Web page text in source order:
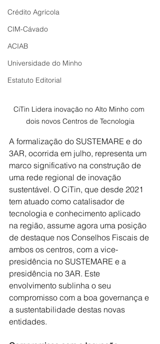
Crédito Agrícola
CIM-Cávado
ACIAB
Universidade do Minho
Estatuto Editorial
CiTin Lidera inovação no Alto Minho com
dois novos Centros de Tecnologia
A formalização do SUSTEMARE e do
3AR, ocorrida em julho, representa um
marco significativo na construção de
uma rede regional de inovação
sustentável. O CiTin, que desde 2021
tem atuado como catalisador de
tecnologia e conhecimento aplicado
na região, assume agora uma posição
de destaque nos Conselhos Fiscais de
ambos os centros, com a vice-
presidência no SUSTEMARE e a
presidência no 3AR. Este
envolvimento sublinha o seu
compromisso com a boa governança e
a sustentabilidade destas novas
entidades.